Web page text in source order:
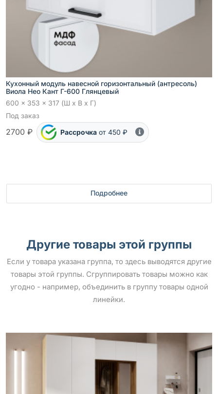
Кухонный модуль навесной горизонтальный (антресоль)
Виола Нео Кант Г-600 Глянцевый
600 x 353 x 317 (Ш x В x Г)
Под заказ
2700 ₽ Рассрочка от 450 ₽
Подробнее
Другие товары этой группы
Если у товара указана группа, то здесь выводятся другие
товары этой группы. Сгруппировать товары можно как
угодно - например, объединить в группу товары одной
линейки.